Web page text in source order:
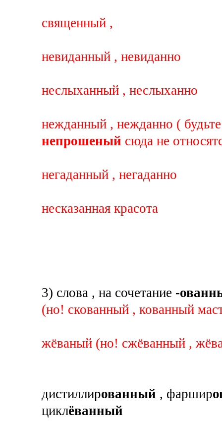
священный ,
невиданный , невиданно
неслыханный , неслыханно
нежданный , нежданно (
непрошеный сюда не
негаданный , негаданно
несказанная красота
3) слова , на сочетание -
(но! скованный , кованный
жёваный (но! сжёванный ,
дистиллированный , фаршир
циклёванный